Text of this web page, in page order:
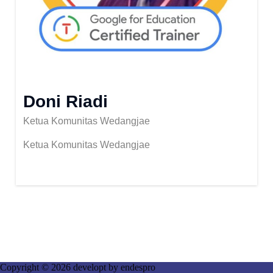
Doni Riadi
Ketua Komunitas Wedangjae
Ketua Komunitas Wedangjae
Copyright © 2026 developt by endespro